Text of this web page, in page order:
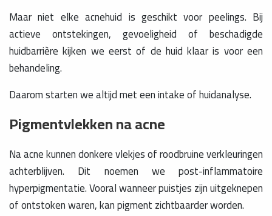
Maar niet elke acnehuid is geschikt voor peelings. Bij
actieve ontstekingen, gevoeligheid of beschadigde
huidbarrière kijken we eerst of de huid klaar is voor een
behandeling.
Daarom starten we altijd met een intake of huidanalyse.
Pigmentvlekken na acne
Na acne kunnen donkere vlekjes of roodbruine verkleuringen
achterblijven. Dit noemen we post-inflammatoire
hyperpigmentatie. Vooral wanneer puistjes zijn uitgeknepen
of ontstoken waren, kan pigment zichtbaarder worden.